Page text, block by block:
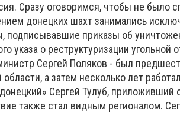
Сразу оговоримся, чтобы не было
донецких шахт занимались
подписывавшие приказы об
указа о реструктуризации
Сергей Поляков - был
а затем несколько лет
Сергей Тулуб,
также стал видным регионалом.